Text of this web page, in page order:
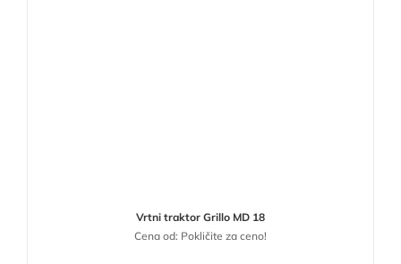
Vrtni traktor Grillo MD 18
Cena od: Pokličite za ceno!